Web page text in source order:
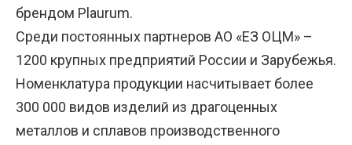
брендом Plaurum.
Среди постоянных партнеров АО «ЕЗ ОЦМ» –
1200 крупных предприятий России и Зарубежья.
Номенклатура продукции насчитывает более
300 000 видов изделий из драгоценных
металлов и сплавов производственного